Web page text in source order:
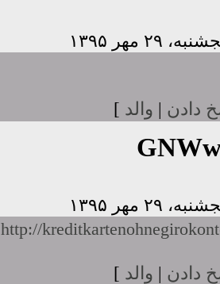
دادن | والد ]
http://
دادن | والد ]